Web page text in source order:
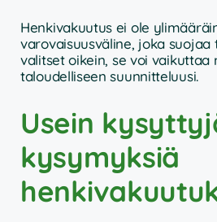
Henkivakuutus ei ole
varovaisuusväline, joka suojaa
valitset oikein, se voi vaikuttaa
taloudelliseen suunnitteluusi.
Usein
kysymyksiä